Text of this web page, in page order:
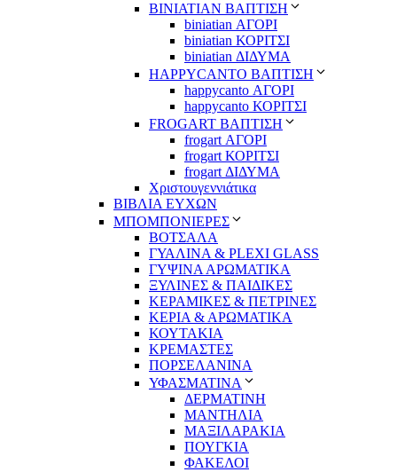
ΒΙΝΙΑΤΙΑΝ ΒΑΠΤΙΣΗ
biniatian ΑΓΟΡΙ
biniatian ΚΟΡΙΤΣΙ
biniatian ΔΙΔΥΜΑ
HAPPYCANTO ΒΑΠΤΙΣΗ
happycanto ΑΓΟΡΙ
happycanto ΚΟΡΙΤΣΙ
FROGART ΒΑΠΤΙΣΗ
frogart ΑΓΟΡΙ
frogart ΚΟΡΙΤΣΙ
frogart ΔΙΔΥΜΑ
Χριστουγεννιάτικα
ΒΙΒΛΙΑ ΕΥΧΩΝ
ΜΠΟΜΠΟΝΙΕΡΕΣ
ΒΟΤΣΑΛΑ
ΓΥΑΛΙΝΑ & PLEXI GLASS
ΓΥΨΙΝΑ ΑΡΩΜΑΤΙΚΑ
ΞΥΛΙΝΕΣ & ΠΑΙΔΙΚΕΣ
ΚΕΡΑΜΙΚΕΣ & ΠΕΤΡΙΝΕΣ
ΚΕΡΙΑ & ΑΡΩΜΑΤΙΚΑ
ΚΟΥΤΑΚΙΑ
ΚΡΕΜΑΣΤΕΣ
ΠΟΡΣΕΛΑΝΙΝΑ
ΥΦΑΣΜΑΤΙΝA
ΔΕΡΜΑΤΙΝΗ
ΜΑΝΤΗΛΙΑ
ΜΑΞΙΛΑΡΑΚΙΑ
ΠΟΥΓΚΙΑ
ΦΑΚΕΛΟΙ